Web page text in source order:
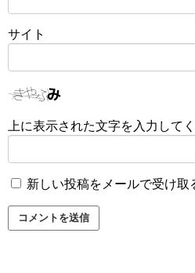
サイト
上に表示された文字を入力してく
新しい投稿をメールで受け取